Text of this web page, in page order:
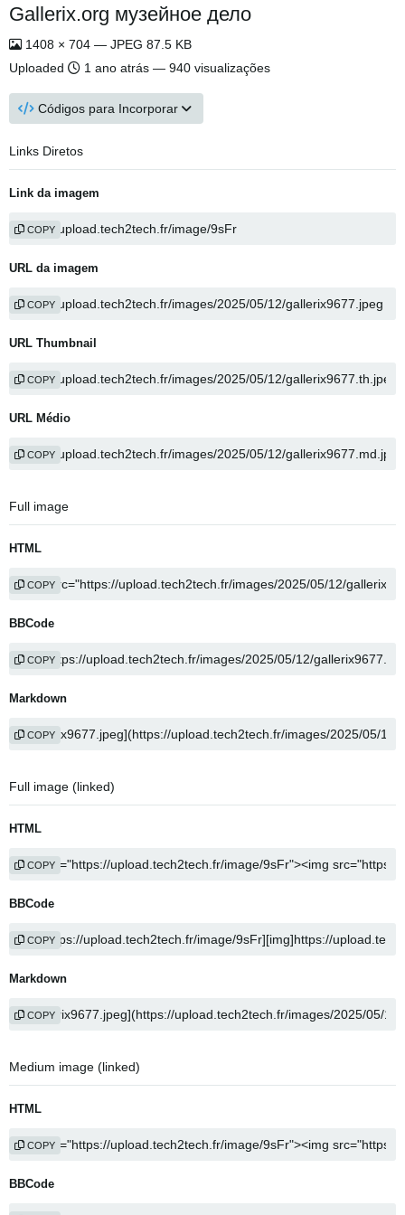
Gallerix.org музейное дело
1408 × 704 — JPEG 87.5 KB
Uploaded
1 ano atrás — 940 visualizações
Códigos para Incorporar
Links Diretos
Link da imagem
COPY
URL da imagem
COPY
URL Thumbnail
COPY
URL Médio
COPY
Full image
HTML
COPY
BBCode
COPY
Markdown
COPY
Full image (linked)
HTML
COPY
BBCode
COPY
Markdown
COPY
Medium image (linked)
HTML
COPY
BBCode